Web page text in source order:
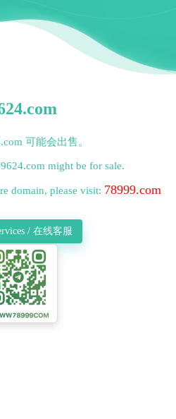
可能会出售。
might be for sale.
domain, please visit: 78999.com
/ 在线客服